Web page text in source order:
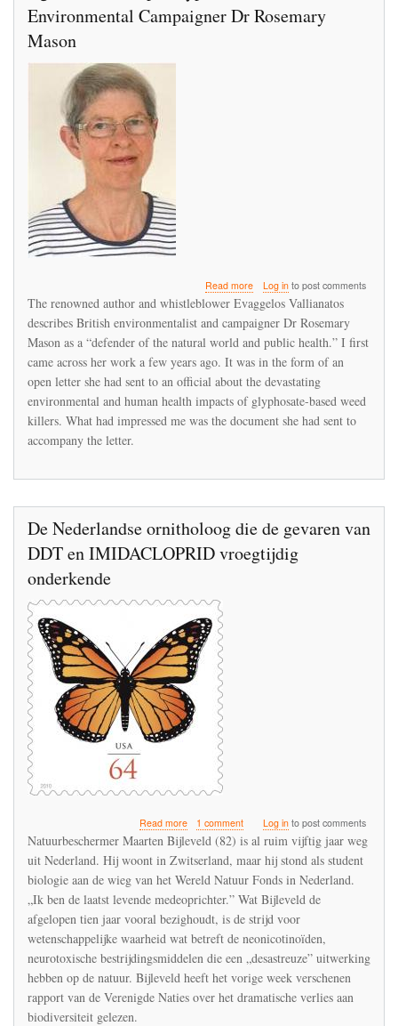
Environmental Campaigner Dr Rosemary
Mason
Read moreabout
Agrochemical
Apocalypse:
Interview
with
Environmental
Dr
Rosemary
Mason
Log into post comments
The renowned author and whistleblower Evaggelos Vallianatos
describes British environmentalist and campaigner Dr Rosemary
Mason as a “defender of the natural world and public health.” I first
came across her work a few years ago. It was in the form of an
open letter she had sent to an official about the devastating
environmental and human health impacts of glyphosate-based weed
killers. What had impressed me was the document she had sent to
accompany the letter.
De Nederlandse ornitholoog die de gevaren van
DDT en IMIDACLOPRID vroegtijdig
onderkende
Read moreabout
Nederlandse
ornitholoog
die
de
gevaren
van
DDT
en
IMIDACLOPRID
vroegtijdig
onderkende
1 comment Log into post comments
Natuurbeschermer Maarten Bijleveld (82) is al ruim vijftig jaar weg
uit Nederland. Hij woont in Zwitserland, maar hij stond als student
biologie aan de wieg van het Wereld Natuur Fonds in Nederland.
„Ik ben de laatst levende medeoprichter.” Wat Bijleveld de
afgelopen tien jaar vooral bezighoudt, is de strijd voor
wetenschappelijke waarheid wat betreft de neonicotinoïden,
neurotoxische bestrijdingsmiddelen die een „desastreuze” uitwerking
hebben op de natuur. Bijleveld heeft het vorige week verschenen
rapport van de Verenigde Naties over het dramatische verlies aan
biodiversiteit gelezen.